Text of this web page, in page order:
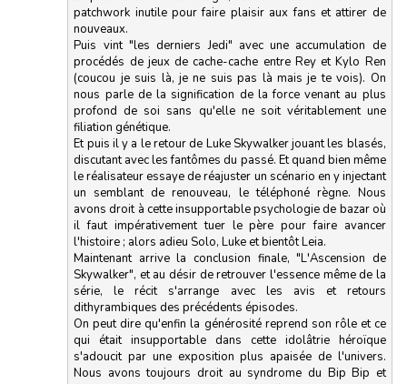
patchwork inutile pour faire plaisir aux fans et attirer de
nouveaux.
Puis vint "les derniers Jedi" avec une accumulation de
procédés de jeux de cache-cache entre Rey et Kylo Ren
(coucou je suis là, je ne suis pas là mais je te vois). On
nous parle de la signification de la force venant au plus
profond de soi sans qu'elle ne soit véritablement une
filiation génétique.
Et puis il y a le retour de Luke Skywalker jouant les blasés,
discutant avec les fantômes du passé. Et quand bien même
le réalisateur essaye de réajuster un scénario en y injectant
un semblant de renouveau, le téléphoné règne. Nous
avons droit à cette insupportable psychologie de bazar où
il faut impérativement tuer le père pour faire avancer
l'histoire ; alors adieu Solo, Luke et bientôt Leia.
Maintenant arrive la conclusion finale, "L'Ascension de
Skywalker", et au désir de retrouver l'essence même de la
série, le récit s'arrange avec les avis et retours
dithyrambiques des précédents épisodes.
On peut dire qu'enfin la générosité reprend son rôle et ce
qui était insupportable dans cette idolâtrie héroïque
s'adoucit par une exposition plus apaisée de l'univers.
Nous avons toujours droit au syndrome du Bip Bip et